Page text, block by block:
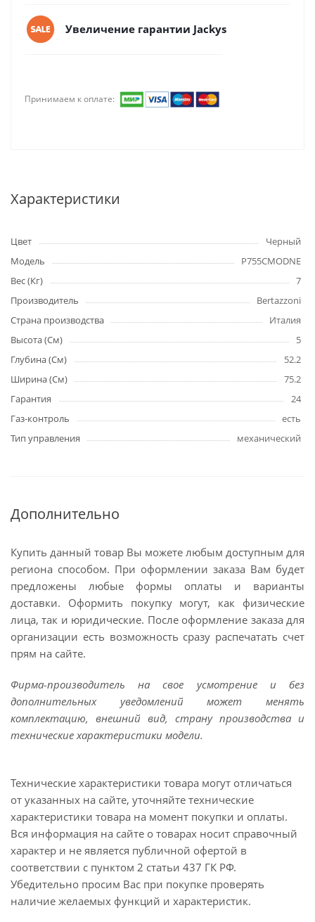
Увеличение гарантии Jackys
Принимаем к оплате:
Характеристики
Цвет
Черный
Модель
P755CMODNE
Вес (Кг)
7
Производитель
Bertazzoni
Страна производства
Италия
Высота (См)
5
Глубина (См)
52.2
Ширина (См)
75.2
Гарантия
24
Газ-контроль
есть
Тип управления
механический
Дополнительно
Купить данный товар Вы можете любым доступным для
региона способом. При оформлении заказа Вам будет
предложены любые формы оплаты и варианты
доставки. Оформить покупку могут, как физические
лица, так и юридические. После оформление заказа для
организации есть возможность сразу распечатать счет
прям на сайте.
Фирма-производитель на свое усмотрение и без
дополнительных уведомлений может менять
комплектацию, внешний вид, страну производства и
технические характеристики модели.
Технические характеристики товара могут отличаться
от указанных на сайте, уточняйте технические
характеристики товара на момент покупки и оплаты.
Вся информация на сайте о товарах носит справочный
характер и не является публичной офертой в
соответствии с пунктом 2 статьи 437 ГК РФ.
Убедительно просим Вас при покупке проверять
наличие желаемых функций и характеристик.